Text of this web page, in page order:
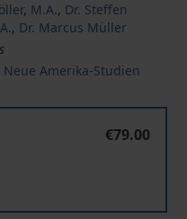
, M.A., Dr. Steffen
, Dr. Marcus Müller
Neue Amerika-Studien
€79.00